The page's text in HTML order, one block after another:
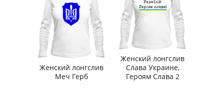
Женский лонгслив
Меч Герб
Женский лонгслив
Слава Украине,
Героям Слава 2